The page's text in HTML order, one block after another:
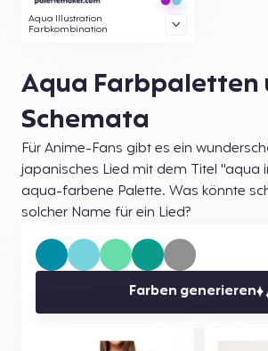
Aqua Illustration
Farbkombination
Aqua Farbpaletten
Schemata
Für Anime-Fans gibt es ein
japanisches Lied mit dem Titel "aqua
aqua-farbene Palette. Was könnte
solcher Name für ein Lied?
Farben generieren